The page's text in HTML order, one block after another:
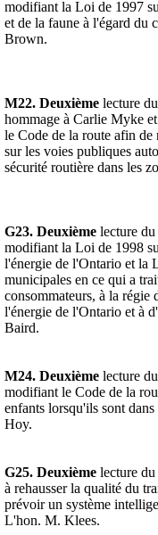
modifiant la Loi de 1997
et de la faune à l'égard du
Brown.
M22. Deuxième lecture
hommage à Carlie Myke
le Code de la route afin de
sur les voies publiques
sécurité routière dans les
G23. Deuxième lecture
modifiant la Loi de 1998
l'énergie de l'Ontario et la
municipales en ce qui a
consommateurs, à la régie
l'énergie de l'Ontario et à
Baird.
M24. Deuxième lecture
modifiant le Code de la
enfants lorsqu'ils sont
Hoy.
G25. Deuxième lecture
à rehausser la qualité du
prévoir un système
L'hon. M. Klees.